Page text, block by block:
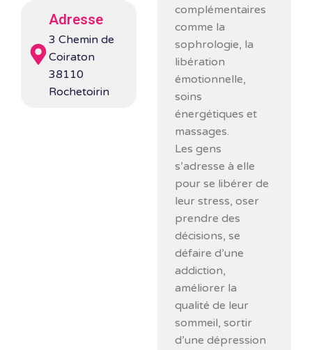
Adresse
3 Chemin de
Coiraton
38110
Rochetoirin
complémentaires
comme la
sophrologie, la
libération
émotionnelle,
soins
énergétiques et
massages.
Les gens
s’adresse à elle
pour se libérer de
leur stress, oser
prendre des
décisions, se
défaire d’une
addiction,
améliorer la
qualité de leur
sommeil, sortir
d’une dépression